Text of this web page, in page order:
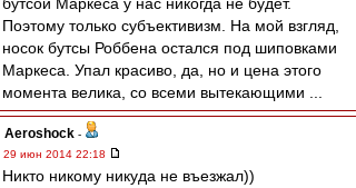
Поэтому только субъективизм. На мой взгляд,
носок бутсы Роббена остался под шиповками
Маркеса. Упал красиво, да, но и цена этого
момента велика, со всеми вытекающими ...
Aeroshock -
29 июн 2014 22:18
Никто никому никуда не въезжал))